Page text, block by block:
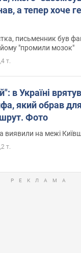
а тепер хоче
письменник був
йому "промили мозок"
т.
в Україні
який обрав
Фото
виявили на межі
т.